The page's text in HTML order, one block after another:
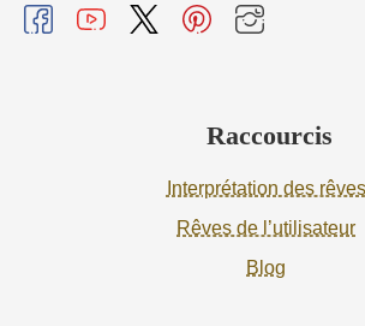
Raccourcis
Interprétation des rêves
Rêves de l’utilisateur
Blog